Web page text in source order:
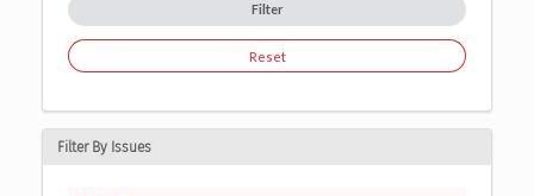
Filter
Reset
Filter By Issues